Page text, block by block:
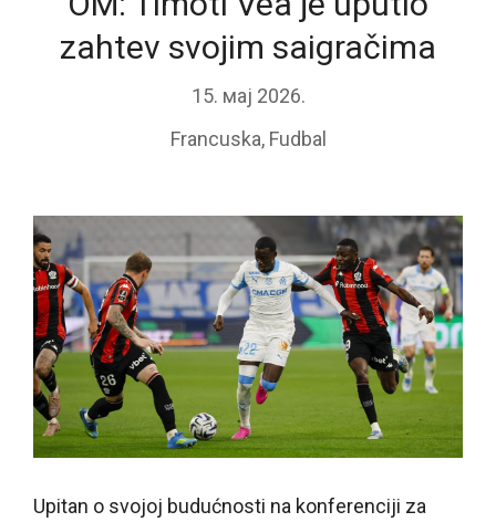
zahtev svojim saigračima
15. мај 2026.
Francuska, Fudbal
Upitan o svojoj budućnosti na konferenciji za